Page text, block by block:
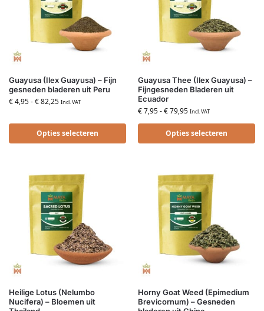
Guayusa (Ilex Guayusa) – Fijn
gesneden bladeren uit Peru
€4,95-€82,25 Incl. VAT
Opties selecteren
Guayusa Thee (Ilex Guayusa) –
Fijngesneden Bladeren uit
Ecuador
€7,95-€79,95 Incl. VAT
Opties selecteren
Heilige Lotus (Nelumbo
Nucifera) – Bloemen uit
Horny Goat Weed (Epimedium
Brevicornum) – Gesneden